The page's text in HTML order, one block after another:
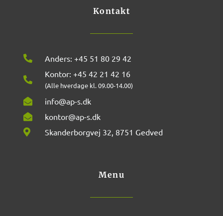
m
Kontakt
Anders: +45 51 80 29 42
Kontor: +45 42 21 42 16
(Alle hverdage kl. 09.00-14.00)
info@ap-s.dk
kontor@ap-s.dk
Skanderborgvej 32, 8751 Gedved
Menu